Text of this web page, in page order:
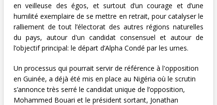
en veilleuse des égos, et surtout d’un courage et d’une
humilité exemplaire de se mettre en retrait, pour catalyser le
ralliement de tout l’électorat des autres régions naturelles
du pays, autour d'un candidat consensuel et autour de
l’objectif principal: le départ d’Alpha Condé par les urnes.
Un processus qui pourrait servir de référence à l'opposition
en Guinée, a déjà été mis en place au Nigéria où le scrutin
s’annonce très serré le candidat unique de l’opposition,
Mohammed Bouari et le président sortant, Jonathan